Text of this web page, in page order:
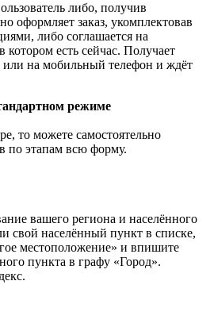
либо, получив
оформляет заказ, укомплектовав
либо соглашается на
есть сейчас. Получает
или на мобильный телефон и ждёт
режиме
то можете самостоятельно
по этапам всю форму.
вашего региона и населённого
свой населённый пункт в списке,
местоположение» и впишите
пункта в графу «Город».